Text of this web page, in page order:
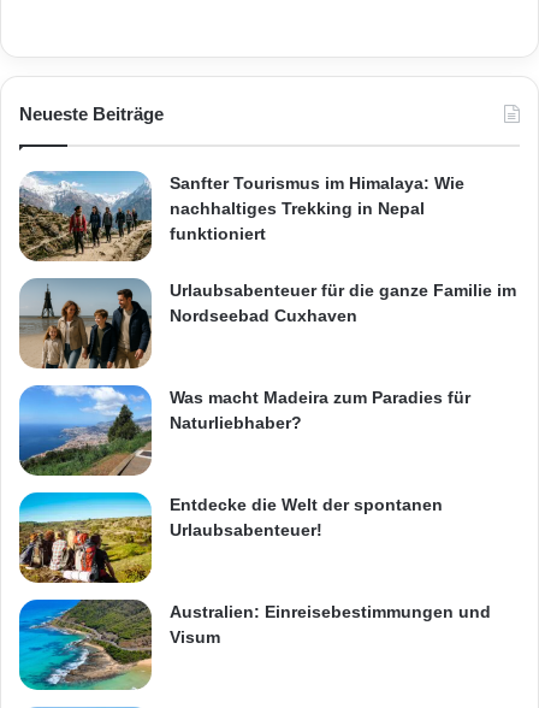
Neueste Beiträge
Sanfter Tourismus im Himalaya: Wie
nachhaltiges Trekking in Nepal
funktioniert
Urlaubsabenteuer für die ganze Familie im
Nordseebad Cuxhaven
Was macht Madeira zum Paradies für
Naturliebhaber?
Entdecke die Welt der spontanen
Urlaubsabenteuer!
Australien: Einreisebestimmungen und
Visum